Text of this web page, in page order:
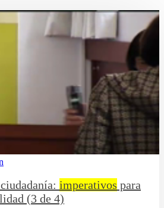
imperativos para
(3 de 4)